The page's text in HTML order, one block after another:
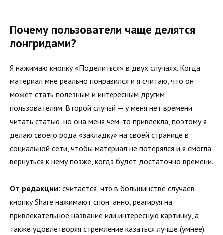
Почему пользователи чаще делятся
лонгридами?
Я нажимаю кнопку «Поделиться» в двух случаях. Когда
материал мне реально понравился и я считаю, что он
может стать полезным и интересным другим
пользователям. Второй случай — у меня нет времени
читать статью, но она меня чем-то привлекла, поэтому я
делаю своего рода «закладку» на своей странице в
социальной сети, чтобы материал не потерялся и я смогла
вернуться к нему позже, когда будет достаточно времени.
От редакции: считается, что в большинстве случаев
кнопку Share нажимают спонтанно, реагируя на
привлекательное название или интересную картинку, а
также удовлетворяя стремление казаться лучше (умнее).